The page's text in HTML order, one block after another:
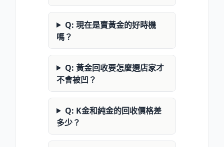
Q: 現在是賣黃金的好時機
嗎？
Q: 黃金回收要怎麼選店家才
不會被凹？
Q: K金和純金的回收價格差
多少？